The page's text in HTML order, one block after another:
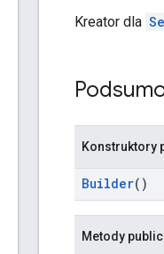
Kreator dla
Konstruktory
Builder()
Metody